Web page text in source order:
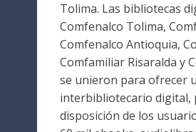
Tolima. Las bibliotecas
Comfenalco Tolima,
Comfenalco Antioquia,
Comfamiliar Risaralda y
se unieron para ofrecer
interbibliotecario digital,
disposición de los